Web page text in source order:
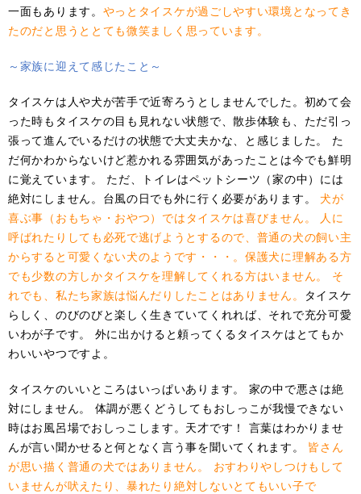
一面もあります。 やっとタイスケが過ごしやすい環境となってき
たのだと 思うととても微笑ましく思っています。
～家族に迎えて感じたこと ～
タイスケは人や犬が苦手で近寄ろうとしませんでした。初めて会
った時もタイスケの目も見れない状態で、散歩体験も、ただ引っ
張って進んでいるだけの状態で大丈夫かな、と感じました。 た
だ何かわからないけど惹かれる雰囲気があったことは今でも鮮明
に覚えています。 ただ、トイレはペットシーツ（家の中）には
絶対にしません。台風の日でも外に行く必要があります。 犬が
喜ぶ事 （おもちゃ ・ おやつ） ではタイスケは喜びません。
人に
呼ばれたりしても必死で逃げようとするので、 普通の犬の飼い主
からすると可愛くない犬のようです・・・。保護犬に理解ある方
でも少数の方しかタイスケを理解してくれる方はいません。 そ
れでも 、私たち家族は悩んだ り したこと はありません。
タイスケ
らしく、のびのびと楽しく生きていてくれれば、それで充分可愛
いわが子です。 外に出かけると頼ってくるタイスケはとてもか
わいいやつですよ。
タイスケのいいところはいっぱいあります。 家の中で悪さは絶
対にしません。 体調が悪くどうしてもおしっこが我慢できない
時はお風呂場でおしっこします。天才です！ 言葉はわかりませ
んが言い聞かせると何となく言う事を聞いてくれます。 皆さん
が思い描く普通の犬ではありません。
おすわりやしつけも して
いませんが吠えたり、 暴れたり絶対し ないとてもいい子で